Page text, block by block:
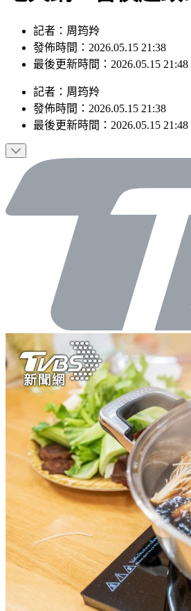
記者：周筠羚
發佈時間：2026.05.15 21:38
最後更新時間：2026.05.15 21:48
記者 ： 周筠羚
發佈時間： 2026.05.15 21:38
最後更新時間： 2026.05.15 21:48